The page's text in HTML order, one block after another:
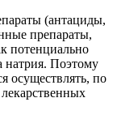
(антациды,
препараты,
потенциально
натрия. Поэтому
осуществлять, по